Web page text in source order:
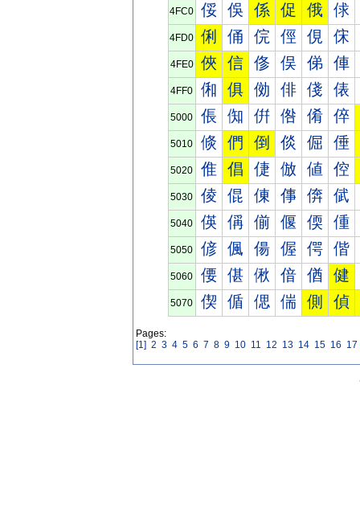
4FC0 俀 俁 係 促 俄 俅
4FD0 俐 俑 俒 俓 俔 俕
4FE0 俠 信 俢 俣 俤 俥
4FF0 俰 俱 俲 俳 俴 俵
5000 倀 倁 倂 倃 倄 倅
5010 倐 們 倒 倓 倔 倕
5020 倠 倡 倢 倣 値 倥
5030 倰 倱 倲 倳 倴 倵
5040 偀 偁 偂 偃 偄 偅
5050 偐 偑 偒 偓 偔 偕
5060 偠 偡 偢 偣 偤 健
5070 偰 偱 偲 偳 側 偵
Pages:
[1] 2 3 4 5 6 7 8 9 10 11 12 13 14 15 16 17